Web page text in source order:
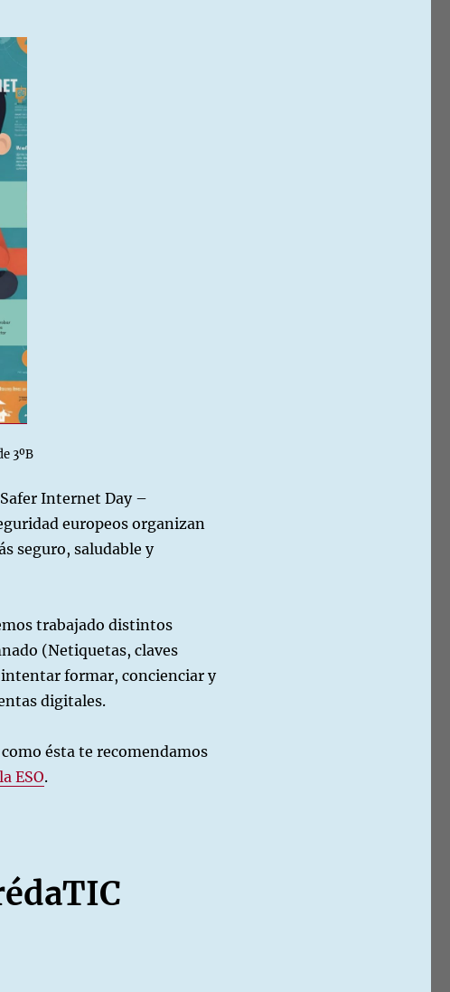
3ºB
Internet Day –
europeos organizan
seguro, saludable y
trabajado distintos
(Netiquetas, claves
intentar formar, concienciar y
digitales.
ésta te recomendamos
ESO.